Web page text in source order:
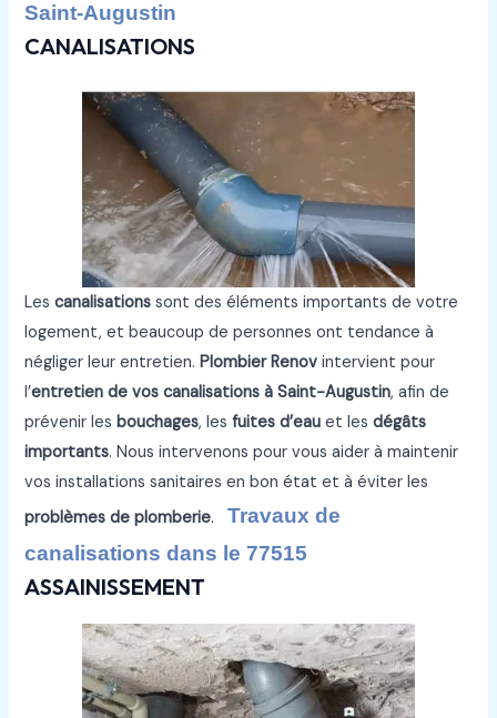
Saint-Augustin
CANALISATIONS
Lescanalisations sont des éléments importants de votre
logement, et beaucoup de personnes ont tendance à
négliger leur entretien.Plombier Renov intervient pour
l’entretien de vos canalisations à Saint-Augustin, afin de
prévenir lesbouchages, lesfuites d’eau et lesdégâts
importants. Nous intervenons pour vous aider à maintenir
vos installations sanitaires en bon état et à éviter les
problèmes de plomberie. Travaux de
canalisations dans le 77515
ASSAINISSEMENT